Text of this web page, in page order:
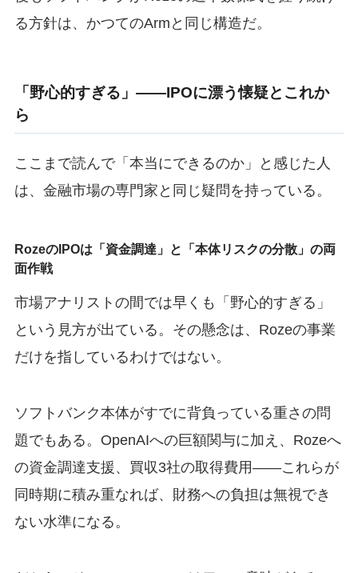
る方針は、かつてのArmと同じ構造だ。
「野心的すぎる」——IPOに漂う懐疑とこれか
ら
ここまで読んで「本当にできるのか」と感じた人
は、金融市場の専門家と同じ疑問を持っている。
RozeのIPOは「資金調達」と「本体リスクの分散」の両
面作戦
市場アナリストの間では早くも「野心的すぎる」
という見方が出ている。その懸念は、Rozeの事業
だけを指しているわけではない。
ソフトバンク本体がすでに背負っている重さの問
題でもある。OpenAIへの巨額関与に加え、Rozeへ
の資金調達支援、買収3社の取得費用——これらが
同時期に積み重なれば、財務への負担は無視でき
ない水準になる。